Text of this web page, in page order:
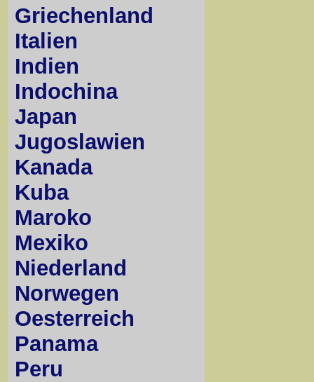
Griechenland
Italien
Indien
Indochina
Japan
Jugoslawien
Kanada
Kuba
Maroko
Mexiko
Niederland
Norwegen
Oesterreich
Panama
Peru